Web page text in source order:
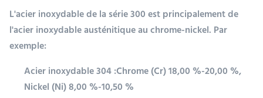
L'acier inoxydable de la série 300 est principalement de
l'acier inoxydable austénitique au chrome-nickel. Par
exemple:
Acier inoxydable 304 :Chrome (Cr) 18,00 %-20,00 %,
Nickel (Ni) 8,00 %-10,50 %